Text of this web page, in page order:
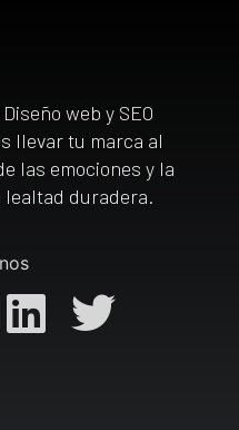
web y SEO
llevar tu marca al
las emociones y la
lealtad duradera.
Instagram
Linkedin